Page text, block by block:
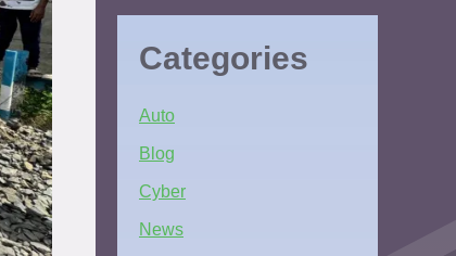
Categories
Auto
Blog
Cyber
News